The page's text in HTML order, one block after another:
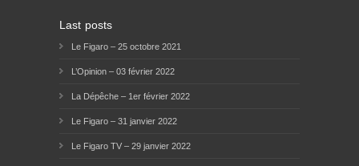
Last posts
Le Figaro – 25 octobre 2021
L’Opinion – 03 février 2022
La Dépêche – 1er février 2022
Le Figaro – 31 janvier 2022
Le Figaro TV – 29 janvier 2022